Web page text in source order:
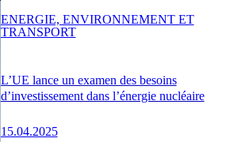
L’UE lance un examen des besoins
d’investissement dans l’énergie nucléaire
15.04.2025
ENERGIE, ENVIRONNEMENT ET
TRANSPORT